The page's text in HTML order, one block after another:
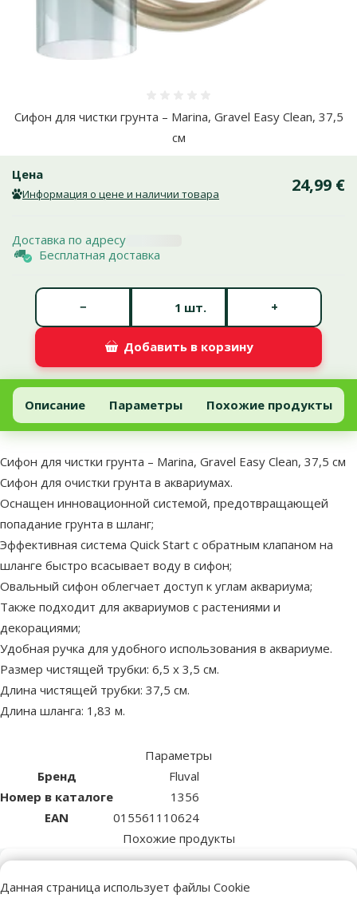
Данная страница использует файлы Cookie
Сифон для чистки грунта – Marina, Gravel Easy Clean, 37,5
см
Цена
Информация о цене и наличии товара 24,99 €
Доставка по адресу
Бесплатная доставка
шт.
− +
Добавить в корзину
Сифон для чистки грунта – Marina, Gravel Easy Clean, 37,5 см
Добавить в корзину
Описание Параметры Похожие продукты
В начало страницы
superzoo.product.detail.content
Сифон для чистки грунта – Marina, Gravel Easy Clean, 37,5 см
Сифон для очистки грунта в аквариумах.
Оснащен инновационной системой, предотвращающей
попадание грунта в шланг;
Эффективная система Quick Start с обратным клапаном на
шланге быстро всасывает воду в сифон;
Овальный сифон облегчает доступ к углам аквариума;
Также подходит для аквариумов с растениями и
декорациями;
Удобная ручка для удобного использования в аквариуме.
Размер чистящей трубки: 6,5 х 3,5 см.
Длина чистящей трубки: 37,5 см.
Длина шланга: 1,83 м.
Параметры
Бренд
Fluval
Номер в каталоге
1356
EAN
015561110624
Похожие продукты
Сифон для чистки грунта – Marina, Gravel